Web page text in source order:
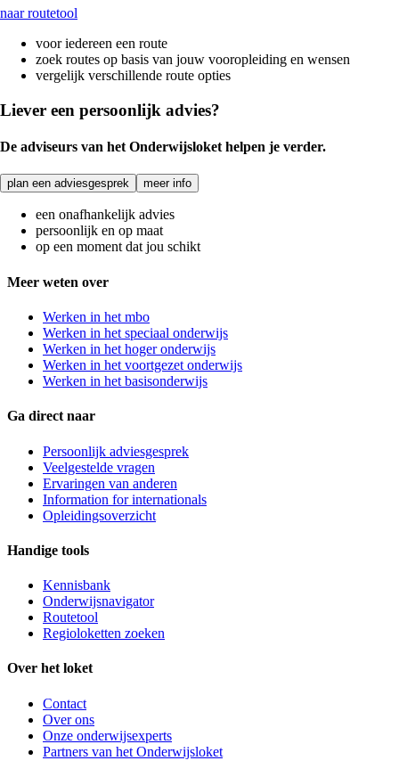
naar routetool
voor iedereen een route
zoek routes op basis van jouw vooropleiding en wensen
vergelijk verschillende route opties
Liever een persoonlijk advies?
De adviseurs van het Onderwijsloket helpen je verder.
plan een adviesgesprek meer info
een onafhankelijk advies
persoonlijk en op maat
op een moment dat jou schikt
Meer weten over
Werken in het mbo
Werken in het speciaal onderwijs
Werken in het hoger onderwijs
Werken in het voortgezet onderwijs
Werken in het basisonderwijs
Ga direct naar
Persoonlijk adviesgesprek
Veelgestelde vragen
Ervaringen van anderen
Information for internationals
Opleidingsoverzicht
Handige tools
Kennisbank
Onderwijsnavigator
Routetool
Regioloketten zoeken
Over het loket
Contact
Over ons
Onze onderwijsexperts
Partners van het Onderwijsloket